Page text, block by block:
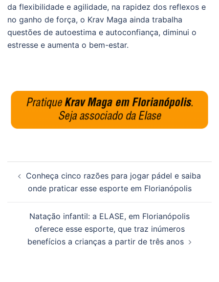
da flexibilidade e agilidade, na rapidez dos reflexos e
no ganho de força, o Krav Maga ainda trabalha
questões de autoestima e autoconfiança, diminui o
estresse e aumenta o bem-estar.
de
posts
Conheça cinco razões para jogar pádel e saiba
onde praticar esse esporte em Florianópolis
Natação infantil: a ELASE, em Florianópolis
oferece esse esporte, que traz inúmeros
benefícios a crianças a partir de três anos